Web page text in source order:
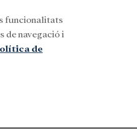
Buscar
funcionalitats
de navegació i
de